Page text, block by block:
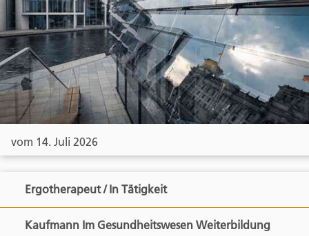
vom 14. Juli 2026
Ergotherapeut / In Tätigkeit
Kaufmann Im Gesundheitswesen Weiterbildung